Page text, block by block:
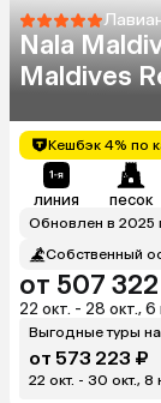
Nala
Maldives
Кешбэк 4% по
линия песок
Обновлен в 2025
Собственный
от 507
22 окт. - 28 окт., 6
Выгодные туры
от 573 223 ₽
22 окт. - 30 окт., 8